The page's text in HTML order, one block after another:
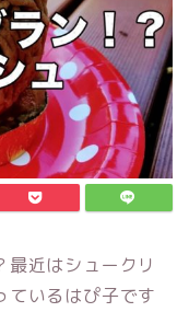
近はシュークリ
ているはぴ子です